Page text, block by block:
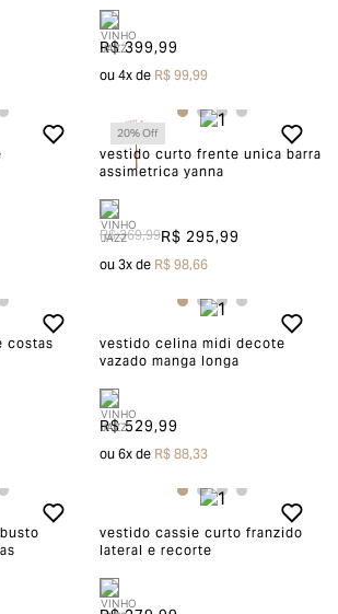
R$ 399,99
ou4x deR$ 99,99
vestido curto frente unica barra
assimetrica yanna
R$ 369,99
20% Off
R$ 295,99
ou3x deR$ 98,66
costas vestido celina midi decote
vazado manga longa
R$ 529,99
ou6x deR$ 88,33
vestido cassie curto franzido
lateral e recorte